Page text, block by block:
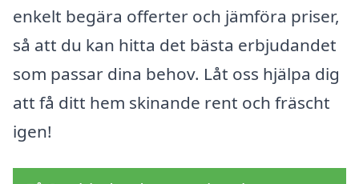
enkelt begära offerter och jämföra priser,
så att du kan hitta det bästa erbjudandet
som passar dina behov. Låt oss hjälpa dig
att få ditt hem skinande rent och fräscht
igen!